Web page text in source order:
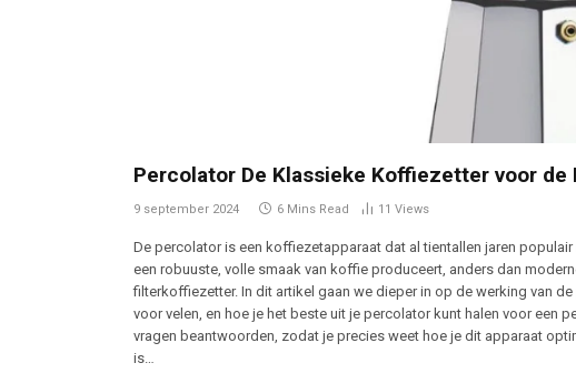
Percolator De Klassieke Koffiezetter voor
9 september 2024 6 Mins Read 11 Views
De percolator is een koffiezetapparaat dat al tientallen jaren
een robuuste, volle smaak van koffie produceert, anders dan
filterkoffiezetter. In dit artikel gaan we dieper in op de werking van
voor velen, en hoe je het beste uit je percolator kunt halen voor een
vragen beantwoorden, zodat je precies weet hoe je dit apparaat
is…